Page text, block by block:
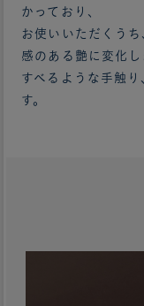
かっており、
お使いいただくう
感のある艶に変化し
すべるような手触
す。